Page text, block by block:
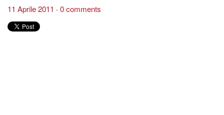
11 Aprile 2011 0 comments